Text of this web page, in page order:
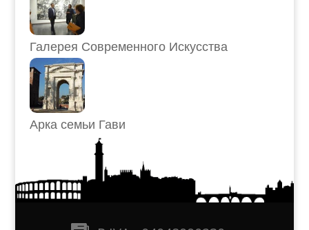
Галерея Современного Искусства
Арка семьи Гави